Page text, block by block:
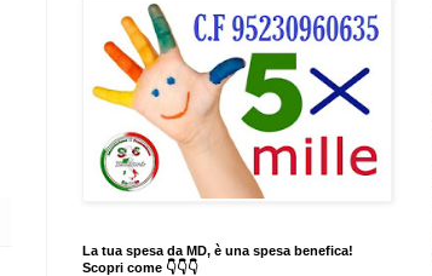
La tua spesa da MD, è una spesa benefica!
Scopri come 👇👇👇